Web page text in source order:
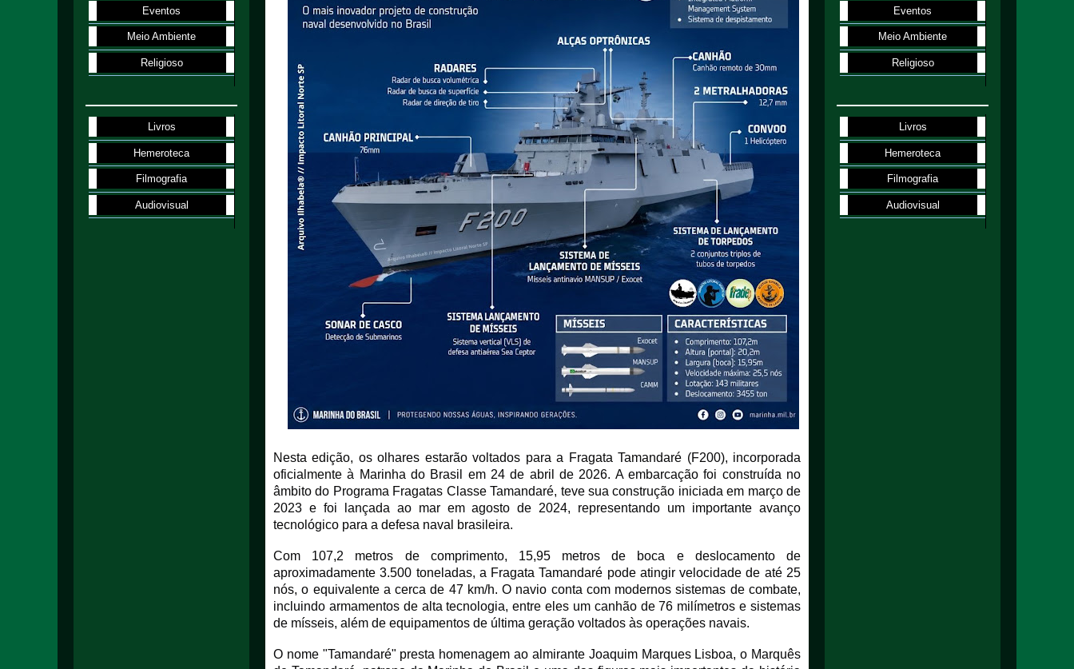
Nesta edição, os olhares estarão voltados para a Fragata Tamandaré (F200), incorporada
oficialmente à Marinha do Brasil em 24 de abril de 2026. A embarcação foi construída no
âmbito do Programa Fragatas Classe Tamandaré, teve sua construção iniciada em março de
2023 e foi lançada ao mar em agosto de 2024, representando um importante avanço
tecnológico para a defesa naval brasileira.
Com 107,2 metros de comprimento, 15,95 metros de boca e deslocamento de
aproximadamente 3.500 toneladas, a Fragata Tamandaré pode atingir velocidade de até 25
nós, o equivalente a cerca de 47 km/h. O navio conta com modernos sistemas de combate,
incluindo armamentos de alta tecnologia, entre eles um canhão de 76 milímetros e sistemas
de mísseis, além de equipamentos de última geração voltados às operações navais.
O nome "Tamandaré" presta homenagem ao almirante Joaquim Marques Lisboa, o Marquês
Eventos
Meio Ambiente
Religioso
Livros
Hemeroteca
Filmografia
Audiovisual
Eventos
Meio Ambiente
Religioso
Livros
Hemeroteca
Filmografia
Audiovisual